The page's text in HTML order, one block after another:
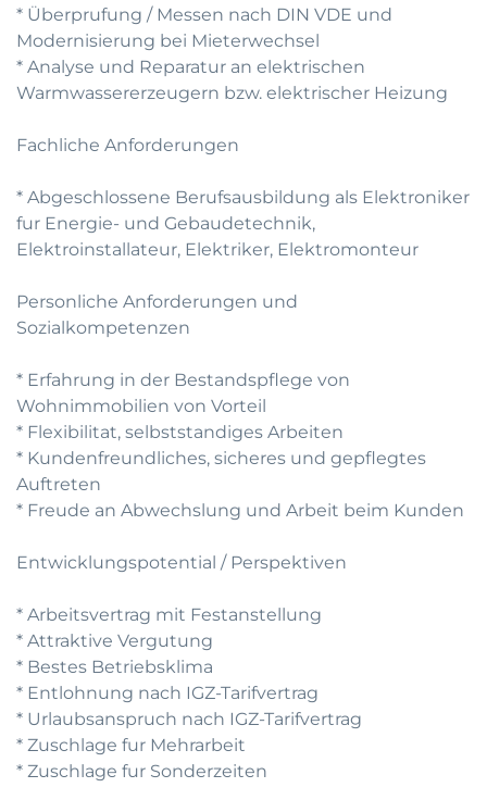
* Überprufung / Messen nach DIN VDE und
Modernisierung bei Mieterwechsel
* Analyse und Reparatur an elektrischen
Warmwassererzeugern bzw. elektrischer Heizung
Fachliche Anforderungen
* Abgeschlossene Berufsausbildung als Elektroniker
fur Energie- und Gebaudetechnik,
Elektroinstallateur, Elektriker, Elektromonteur
Personliche Anforderungen und
Sozialkompetenzen
* Erfahrung in der Bestandspflege von
Wohnimmobilien von Vorteil
* Flexibilitat, selbststandiges Arbeiten
* Kundenfreundliches, sicheres und gepflegtes
Auftreten
* Freude an Abwechslung und Arbeit beim Kunden
Entwicklungspotential / Perspektiven
* Arbeitsvertrag mit Festanstellung
* Attraktive Vergutung
* Bestes Betriebsklima
* Entlohnung nach IGZ-Tarifvertrag
* Urlaubsanspruch nach IGZ-Tarifvertrag
* Zuschlage fur Mehrarbeit
* Zuschlage fur Sonderzeiten